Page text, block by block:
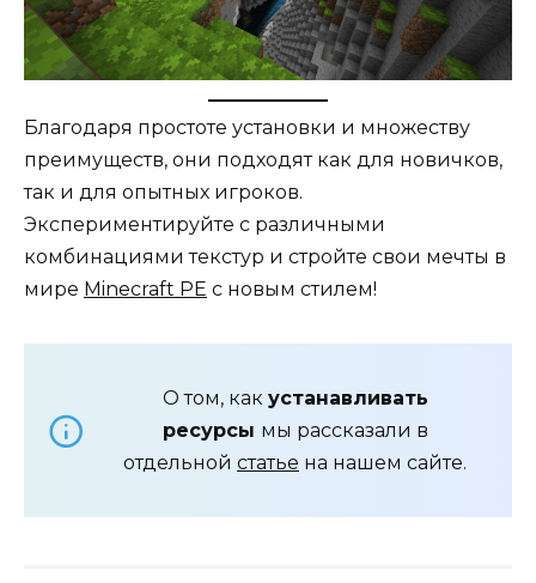
Благодаря простоте установки и множеству
преимуществ, они подходят как для новичков,
так и для опытных игроков.
Экспериментируйте с различными
комбинациями текстур и стройте свои мечты в
мире Minecraft PE с новым стилем!
О том, как устанавливать
ресурсы мы рассказали в
отдельной статье на нашем сайте.